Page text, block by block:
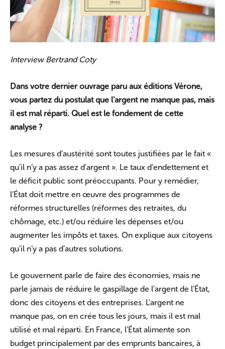
Interview Bertrand Coty
Dans votre dernier ouvrage paru aux éditions Vérone,
vous partez du postulat que l’argent ne manque pas, mais
il est mal réparti. Quel est le fondement de cette
analyse ?
Les mesures d’austérité sont toutes justifiées par le fait «
qu’il n’y a pas assez d’argent ». Le taux d’endettement et
le déficit public sont préoccupants. Pour y remédier,
l’État doit mettre en œuvre des programmes de
réformes structurelles (réformes des retraites, du
chômage, etc.) et/ou réduire les dépenses et/ou
augmenter les impôts et taxes. On explique aux citoyens
qu’il n’y a pas d’autres solutions.
Le gouvernent parle de faire des économies, mais ne
parle jamais de réduire le gaspillage de l’argent de l’État,
donc des citoyens et des entreprises. L’argent ne
manque pas, on en crée tous les jours, mais il est mal
utilisé et mal réparti. En France, l’État alimente son
budget principalement par des emprunts bancaires, à